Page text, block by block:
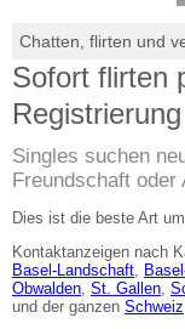
Chatten, flirten und
Sofort flirten
Registrierung
Singles suchen
Freundschaft oder
Dies ist die beste Art
Kontaktanzeigen nach
Basel-Landschaft
Obwalden St. Gallen
und der ganzen Schweiz